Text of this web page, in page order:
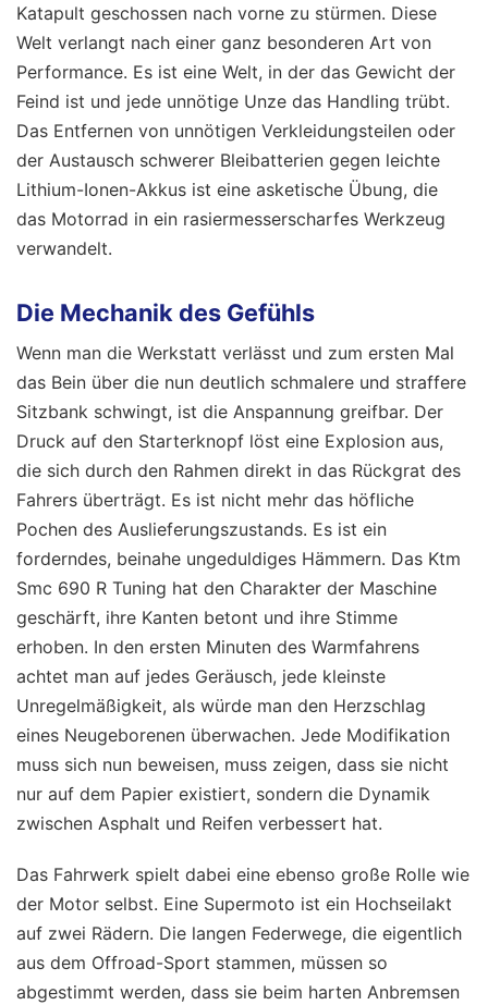
Katapult geschossen nach vorne zu stürmen. Diese
Welt verlangt nach einer ganz besonderen Art von
Performance. Es ist eine Welt, in der das Gewicht der
Feind ist und jede unnötige Unze das Handling trübt.
Das Entfernen von unnötigen Verkleidungsteilen oder
der Austausch schwerer Bleibatterien gegen leichte
Lithium-Ionen-Akkus ist eine asketische Übung, die
das Motorrad in ein rasiermesserscharfes Werkzeug
verwandelt.
Die Mechanik des Gefühls
Wenn man die Werkstatt verlässt und zum ersten Mal
das Bein über die nun deutlich schmalere und straffere
Sitzbank schwingt, ist die Anspannung greifbar. Der
Druck auf den Starterknopf löst eine Explosion aus,
die sich durch den Rahmen direkt in das Rückgrat des
Fahrers überträgt. Es ist nicht mehr das höfliche
Pochen des Auslieferungszustands. Es ist ein
forderndes, beinahe ungeduldiges Hämmern. Das Ktm
Smc 690 R Tuning hat den Charakter der Maschine
geschärft, ihre Kanten betont und ihre Stimme
erhoben. In den ersten Minuten des Warmfahrens
achtet man auf jedes Geräusch, jede kleinste
Unregelmäßigkeit, als würde man den Herzschlag
eines Neugeborenen überwachen. Jede Modifikation
muss sich nun beweisen, muss zeigen, dass sie nicht
nur auf dem Papier existiert, sondern die Dynamik
zwischen Asphalt und Reifen verbessert hat.
Das Fahrwerk spielt dabei eine ebenso große Rolle wie
der Motor selbst. Eine Supermoto ist ein Hochseilakt
auf zwei Rädern. Die langen Federwege, die eigentlich
aus dem Offroad-Sport stammen, müssen so
abgestimmt werden, dass sie beim harten Anbremsen